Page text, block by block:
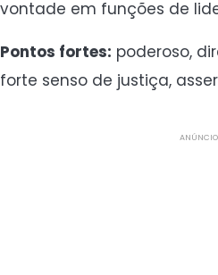
vontade em funções de
Pontos fortes: poderoso,
forte senso de justiça,